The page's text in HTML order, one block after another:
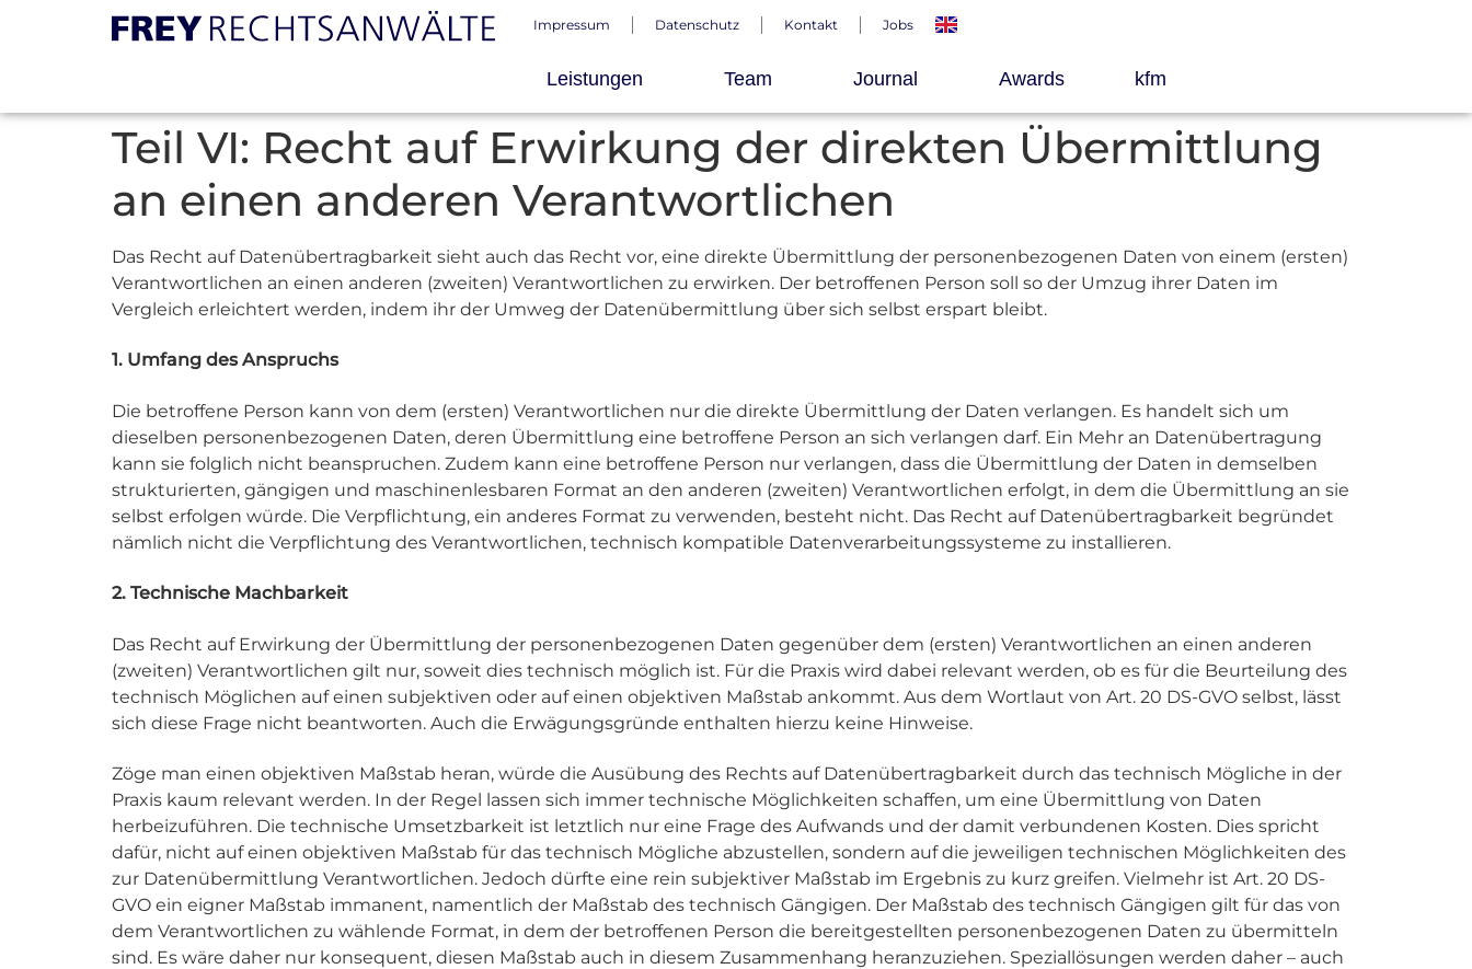
Impressum Datenschutz Kontakt Jobs
Leistungen Team Journal Awards kfm
Teil VI: Recht auf Erwirkung der direkten Übermittlung
an einen anderen Verantwortlichen
Das Recht auf Datenübertragbarkeit sieht auch das Recht vor, eine direkte Übermittlung der personenbezogenen Daten von einem (ersten)
Verantwortlichen an einen anderen (zweiten) Verantwortlichen zu erwirken. Der betroffenen Person soll so der Umzug ihrer Daten im
Vergleich erleichtert werden, indem ihr der Umweg der Datenübermittlung über sich selbst erspart bleibt.
1. Umfang des Anspruchs
Die betroffene Person kann von dem (ersten) Verantwortlichen nur die direkte Übermittlung der Daten verlangen. Es handelt sich um
dieselben personenbezogenen Daten, deren Übermittlung eine betroffene Person an sich verlangen darf. Ein Mehr an Datenübertragung
kann sie folglich nicht beanspruchen. Zudem kann eine betroffene Person nur verlangen, dass die Übermittlung der Daten in demselben
strukturierten, gängigen und maschinenlesbaren Format an den anderen (zweiten) Verantwortlichen erfolgt, in dem die Übermittlung an sie
selbst erfolgen würde. Die Verpflichtung, ein anderes Format zu verwenden, besteht nicht. Das Recht auf Datenübertragbarkeit begründet
nämlich nicht die Verpflichtung des Verantwortlichen, technisch kompatible Datenverarbeitungssysteme zu installieren.
2. Technische Machbarkeit
Das Recht auf Erwirkung der Übermittlung der personenbezogenen Daten gegenüber dem (ersten) Verantwortlichen an einen anderen
(zweiten) Verantwortlichen gilt nur, soweit dies technisch möglich ist. Für die Praxis wird dabei relevant werden, ob es für die Beurteilung des
technisch Möglichen auf einen subjektiven oder auf einen objektiven Maßstab ankommt. Aus dem Wortlaut von Art. 20 DS-GVO selbst, lässt
sich diese Frage nicht beantworten. Auch die Erwägungsgründe enthalten hierzu keine Hinweise.
Zöge man einen objektiven Maßstab heran, würde die Ausübung des Rechts auf Datenübertragbarkeit durch das technisch Mögliche in der
Praxis kaum relevant werden. In der Regel lassen sich immer technische Möglichkeiten schaffen, um eine Übermittlung von Daten
herbeizuführen. Die technische Umsetzbarkeit ist letztlich nur eine Frage des Aufwands und der damit verbundenen Kosten. Dies spricht
dafür, nicht auf einen objektiven Maßstab für das technisch Mögliche abzustellen, sondern auf die jeweiligen technischen Möglichkeiten des
zur Datenübermittlung Verantwortlichen. Jedoch dürfte eine rein subjektiver Maßstab im Ergebnis zu kurz greifen. Vielmehr ist Art. 20 DS-
GVO ein eigner Maßstab immanent, namentlich der Maßstab des technisch Gängigen. Der Maßstab des technisch Gängigen gilt für das von
dem Verantwortlichen zu wählende Format, in dem der betroffenen Person die bereitgestellten personenbezogenen Daten zu übermitteln
sind. Es wäre daher nur konsequent, diesen Maßstab auch in diesem Zusammenhang heranzuziehen. Speziallösungen werden daher – auch